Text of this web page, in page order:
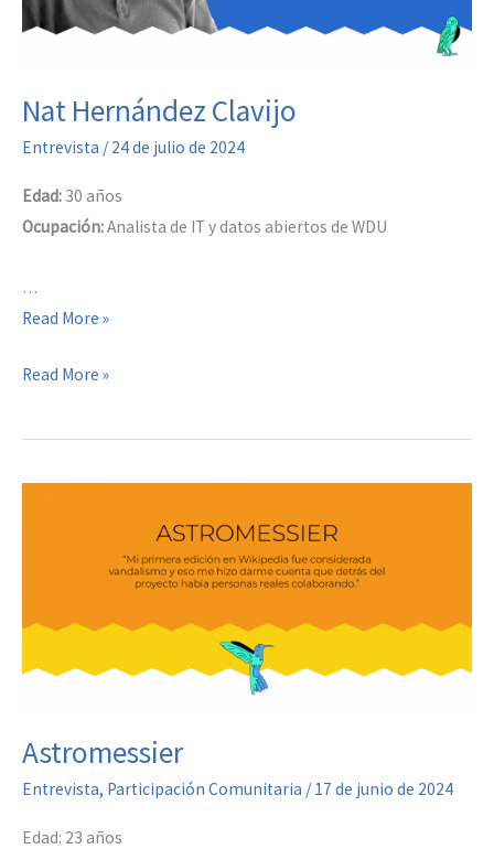
Nat Hernández Clavijo
Entrevista / 24 de julio de 2024
Edad: 30 años
Ocupación:Analista de IT y datos abiertos de WDU
…
Nat
Clavijo
Read More »
Nat
Clavijo
Read More »
Astromessier
Entrevista, Participación Comunitaria / 17 de junio de 2024
Edad: 23 años